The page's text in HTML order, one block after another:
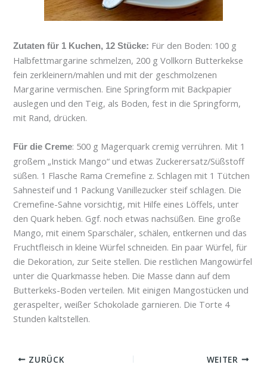
Zutaten für 1 Kuchen, 12 Stücke: Für den Boden: 100 g
Halbfettmargarine schmelzen, 200 g Vollkorn Butterkekse
fein zerkleinern/mahlen und mit der geschmolzenen
Margarine vermischen. Eine Springform mit Backpapier
auslegen und den Teig, als Boden, fest in die Springform,
mit Rand, drücken.
Für die Creme: 500 g Magerquark cremig verrühren. Mit 1
großem „Instick Mango“ und etwas Zuckerersatz/Süßstoff
süßen. 1 Flasche Rama Cremefine z. Schlagen mit 1 Tütchen
Sahnesteif und 1 Packung Vanillezucker steif schlagen. Die
Cremefine-Sahne vorsichtig, mit Hilfe eines Löffels, unter
den Quark heben. Ggf. noch etwas nachsüßen. Eine große
Mango, mit einem Sparschäler, schälen, entkernen und das
Fruchtfleisch in kleine Würfel schneiden. Ein paar Würfel, für
die Dekoration, zur Seite stellen. Die restlichen Mangowürfel
unter die Quarkmasse heben. Die Masse dann auf dem
Butterkeks-Boden verteilen. Mit einigen Mangostücken und
geraspelter, weißer Schokolade garnieren. Die Torte 4
Stunden kaltstellen.
ZURÜCK WEITER